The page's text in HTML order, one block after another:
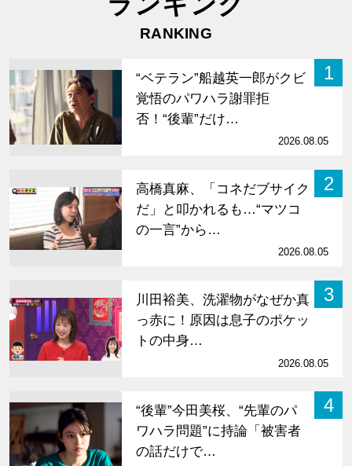
RANKING
1
“ベテラン”船越英一郎がクビ
覚悟のパワハラ謝罪拒
否！“後輩”だけ…
2026.08.05
2
高橋真麻、「コネだブサイク
だ」と叩かれるも…“マツコ
の一言”から…
2026.08.05
3
川田裕美、洗濯物がなぜか真
っ赤に！原因は息子のポケッ
トの中身…
2026.08.05
4
“後輩”今田美桜、“先輩のパ
ワハラ問題”に持論「被害者
の話だけで…